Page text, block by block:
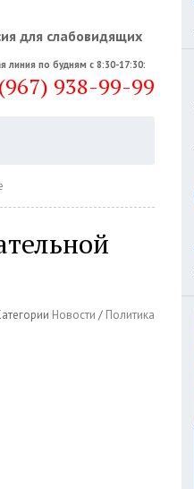
для слабовидящих
линия по будням с 8:30-17:30:
938-99-99
Новости / Политика